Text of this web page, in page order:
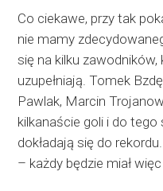
Co ciekawe, przy tak
nie mamy
się na kilku
uzupełniają. Tomek
Pawlak, Marcin
kilkanaście goli i do
dokładają się do
– każdy będzie miał